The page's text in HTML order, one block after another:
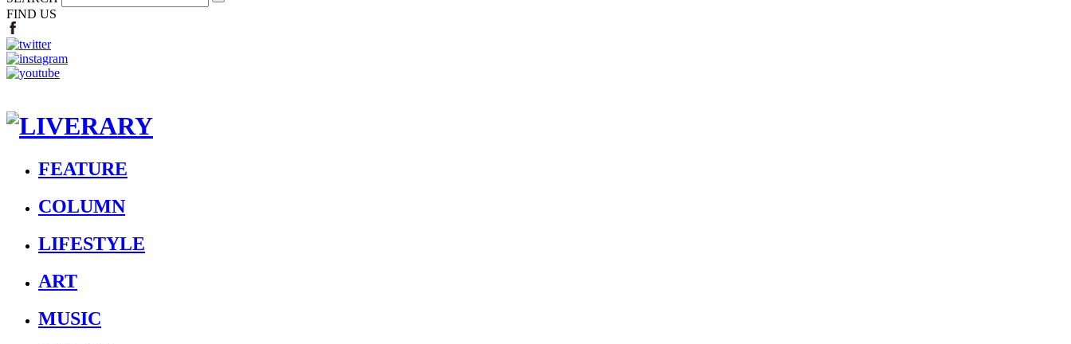
FIND US
FEATURE
COLUMN
LIFESTYLE
ART
MUSIC